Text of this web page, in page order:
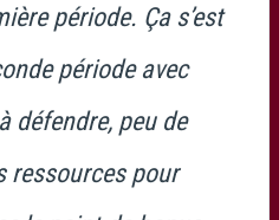
période. Ça s’est
période avec
défendre, peu de
ressources pour